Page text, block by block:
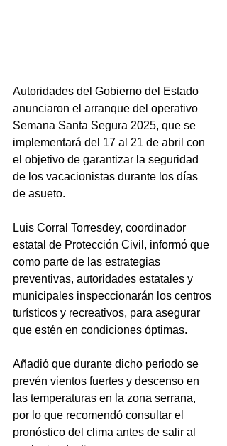
Autoridades del Gobierno del Estado
anunciaron el arranque del operativo
Semana Santa Segura 2025, que se
implementará del 17 al 21 de abril con
el objetivo de garantizar la seguridad
de los vacacionistas durante los días
de asueto.
Luis Corral Torresdey, coordinador
estatal de Protección Civil, informó que
como parte de las estrategias
preventivas, autoridades estatales y
municipales inspeccionarán los centros
turísticos y recreativos, para asegurar
que estén en condiciones óptimas.
Añadió que durante dicho periodo se
prevén vientos fuertes y descenso en
las temperaturas en la zona serrana,
por lo que recomendó consultar el
pronóstico del clima antes de salir al